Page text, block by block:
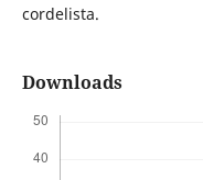
cordelista.
Downloads